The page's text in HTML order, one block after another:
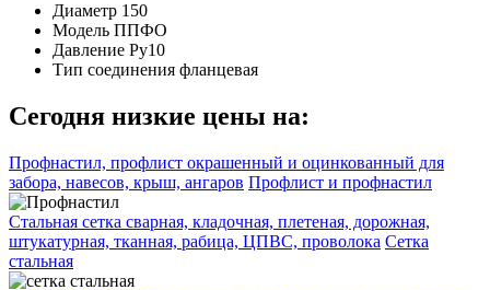
Диаметр 150
Модель ППФО
Давление Ру10
Тип соединения фланцевая
Сегодня низкие цены на:
Профнастил, профлист окрашенный и оцинкованный для
забора, навесов, крыш, ангаров Профлист и профнастил
Стальная сетка сварная, кладочная, плетеная, дорожная,
штукатурная, тканная, рабица, ЦПВС, проволока Сетка
стальная